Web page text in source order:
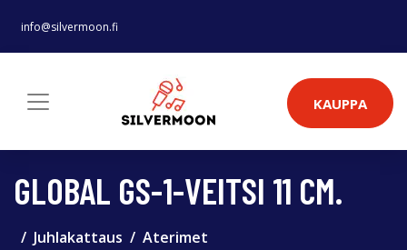
info@silvermoon.fi
KAUPPA
GLOBAL GS-1-VEITSI 11 CM.
Juhlakattaus Aterimet